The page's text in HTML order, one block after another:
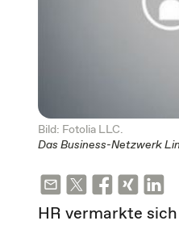
Bild: Fotolia LLC.
Das Business-Netzwerk
HR vermarkte